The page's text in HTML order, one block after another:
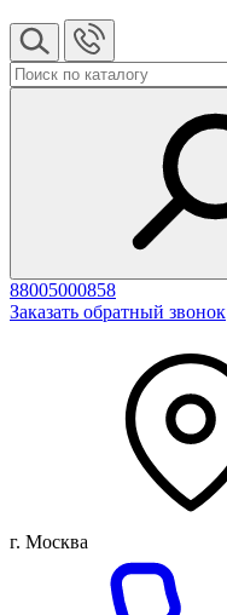
88005000858
Заказать обратный звонок
г. Москва